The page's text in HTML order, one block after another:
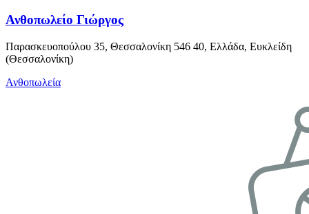
Ανθοπωλείο Γιώργος
Παρασκευοπούλου 35, Θεσσαλονίκη 546 40, Ελλάδα, Ευκλείδη
(Θεσσαλονίκη)
Ανθοπωλεία